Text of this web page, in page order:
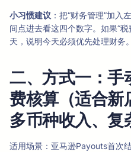
小习惯建议 ：把“财务管理”加入
间点进去看这四个数字。如果“
天，说明今天必须优先处理财务。
二、方式一：手
费核算（适合新
多币种收入、复
适用场景：亚马逊Payouts首次